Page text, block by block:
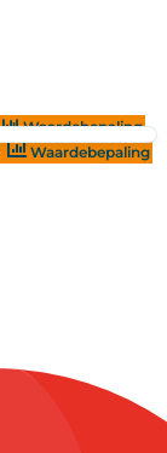
Waardebepaling
Waardebepaling